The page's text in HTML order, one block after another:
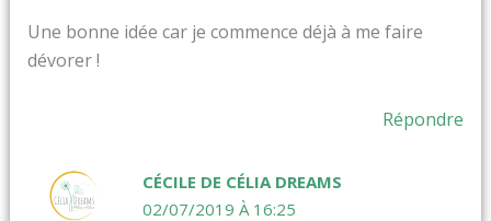
Une bonne idée car je commence déjà à me faire
dévorer !
Répondre
CÉCILE DE CÉLIA DREAMS
02/07/2019 À 16:25